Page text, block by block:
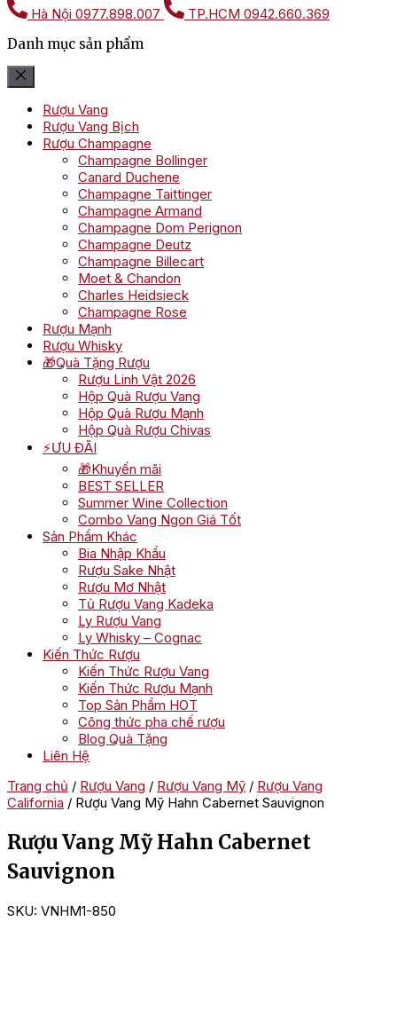
Hà Nội 0977.898.007 TP.HCM 0942.660.369
Danh mục sản phẩm
Rượu Vang
Rượu Vang Bịch
Rượu Champagne
Champagne Bollinger
Canard Duchene
Champagne Taittinger
Champagne Armand
Champagne Dom Perignon
Champagne Deutz
Champagne Billecart
Moet & Chandon
Charles Heidsieck
Champagne Rose
Rượu Mạnh
Rượu Whisky
🎁Quà Tặng Rượu
Rượu Linh Vật 2026
Hộp Quà Rượu Vang
Hộp Quà Rượu Mạnh
Hộp Quà Rượu Chivas
⚡ƯU ĐÃI
🎁Khuyến mãi
BEST SELLER
Summer Wine Collection
Combo Vang Ngon Giá Tốt
Sản Phẩm Khác
Bia Nhập Khẩu
Rượu Sake Nhật
Rượu Mơ Nhật
Tủ Rượu Vang Kadeka
Ly Rượu Vang
Ly Whisky – Cognac
Kiến Thức Rượu
Kiến Thức Rượu Vang
Kiến Thức Rượu Mạnh
Top Sản Phẩm HOT
Công thức pha chế rượu
Blog Quà Tặng
Liên Hệ
Trang chủ / Rượu Vang / Rượu Vang Mỹ / Rượu Vang
California / Rượu Vang Mỹ Hahn Cabernet Sauvignon
Rượu Vang Mỹ Hahn Cabernet
Sauvignon
SKU: VNHM1-850